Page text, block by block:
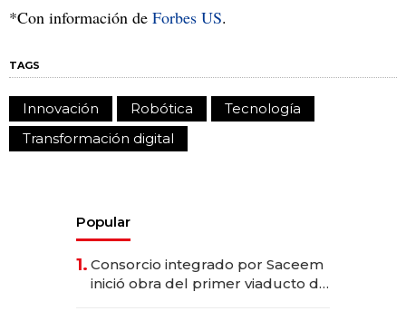
*Con información de Forbes US.
TAGS
Innovación Robótica
Tecnología
Transformación digital
Popular
1. Consorcio integrado por Saceem
inició obra del primer viaducto de